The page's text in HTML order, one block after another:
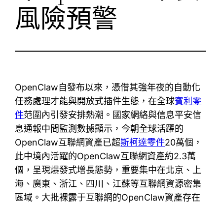
風險預警
OpenClaw自發布以來，憑借其強年夜的自動化
任務處理才能與開放式插件生態，在全球賓利零
件范圍內引發安排熱潮。國家網絡與信息平安信
息通報中間監測數據顯示，今朝全球活躍的
OpenClaw互聯網資產已超斯柯達零件20萬個，
此中境內活躍的OpenClaw互聯網資產約2.3萬
個，呈現爆發式增長態勢，重要集中在北京、上
海、廣東、浙江、四川、江蘇等互聯網資源密集
區域。大批裸露于互聯網的OpenClaw資產存在